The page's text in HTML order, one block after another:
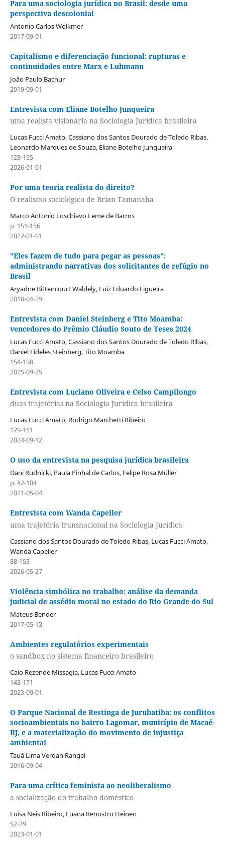
Para uma sociologia jurídica no Brasil: desde uma
perspectiva descolonial
Antonio Carlos Wolkmer
2017-09-01
Capitalismo e diferenciação funcional: rupturas e
continuidades entre Marx e Luhmann
João Paulo Bachur
2019-09-01
Entrevista com Eliane Botelho Junqueira
uma realista visionária na Sociologia Jurídica brasileira
Lucas Fucci Amato, Cassiano dos Santos Dourado de Toledo Ribas,
Leonardo Marques de Souza, Eliane Botelho Junqueira
128-155
2026-01-01
Por uma teoria realista do direito?
O realismo sociológico de Brian Tamanaha
Marco Antonio Loschiavo Leme de Barros
p. 151-156
2022-01-01
"Eles fazem de tudo para pegar as pessoas":
administrando narrativas dos solicitantes de refúgio no
Brasil
Aryadne Bittencourt Waldely, Luiz Eduardo Figueira
2018-04-29
Entrevista com Daniel Steinberg e Tito Moamba:
vencedores do Prêmio Cláudio Souto de Teses 2024
Lucas Fucci Amato, Cassiano dos Santos Dourado de Toledo Ribas,
Daniel Fideles Steinberg, Tito Moamba
154-198
2025-09-25
Entrevista com Luciano Oliveira e Celso Campilongo
duas trajetórias na Sociologia Jurídica brasileira
Lucas Fucci Amato, Rodrigo Marchetti Ribeiro
129-151
2024-09-12
O uso da entrevista na pesquisa jurídica brasileira
Dani Rudnicki, Paula Pinhal de Carlos, Felipe Rosa Müller
p. 82-104
2021-05-04
Entrevista com Wanda Capeller
uma trajetória transnacional na Sociologia Jurídica
Cassiano dos Santos Dourado de Toledo Ribas, Lucas Fucci Amato,
Wanda Capeller
88-153
2026-05-27
Violência simbólica no trabalho: análise da demanda
judicial de assédio moral no estado do Rio Grande do Sul
Mateus Bender
2017-05-13
Ambientes regulatórios experimentais
o sandbox no sistema financeiro brasileiro
Caio Rezende Missagia, Lucas Fucci Amato
143-171
2023-09-01
O Parque Nacional de Restinga de Jurubatiba: os conflitos
socioambientais no bairro Lagomar, município de Macaé-
RJ, e a materialização do movimento de injustiça
ambiental
Tauã Lima Verdan Rangel
2016-09-04
Para uma crítica feminista ao neoliberalismo
a socialização do trabalho doméstico
Luísa Neis Ribeiro, Luana Renostro Heinen
52-79
2023-01-01